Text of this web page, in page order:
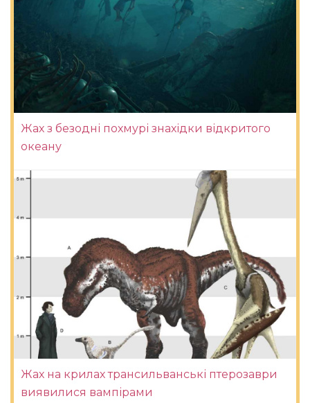
Жах з безодні похмурі знахідки відкритого
океану
Жах на крилах трансильванські птерозаври
виявилися вампірами